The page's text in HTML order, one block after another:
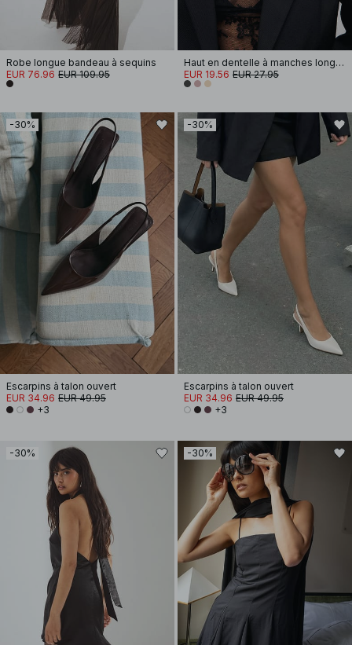
Robe longue bandeau à sequins
EUR 76.96 EUR 109.95
Haut en dentelle à manches longues
EUR 19.56 EUR 27.95
-30%
Escarpins à talon ouvert
EUR 34.96 EUR 49.95
+3
-30%
Escarpins à talon ouvert
EUR 34.96 EUR 49.95
+3
-30% -30%